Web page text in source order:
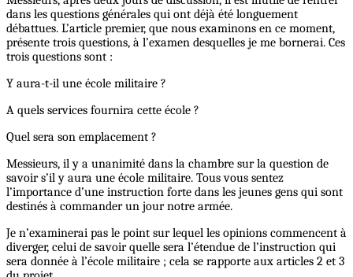
dans les questions générales qui ont déjà été longuement
débattues. L’article premier, que nous examinons en ce moment,
présente trois questions, à l’examen desquelles je me bornerai. Ces
trois questions sont :
Y aura-t-il une école militaire ?
A quels services fournira cette école ?
Quel sera son emplacement ?
Messieurs, il y a unanimité dans la chambre sur la question de
savoir s’il y aura une école militaire. Tous vous sentez
l’importance d’une instruction forte dans les jeunes gens qui sont
destinés à commander un jour notre armée.
Je n’examinerai pas le point sur lequel les opinions commencent à
diverger, celui de savoir quelle sera l’étendue de l’instruction qui
sera donnée à l’école militaire ; cela se rapporte aux articles 2 et 3